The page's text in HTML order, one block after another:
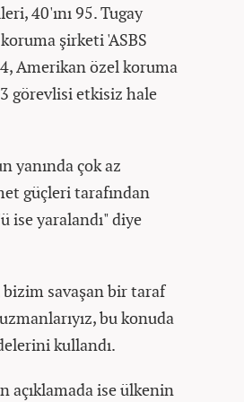
40'ını 95. Tugay
şirketi 'ASBS
Amerikan özel koruma
görevlisi etkisiz hale
yanında çok az
güçleri tarafından
ise yaralandı" diye
savaşan bir taraf
bu konuda
kullandı.
açıklamada ise ülkenin